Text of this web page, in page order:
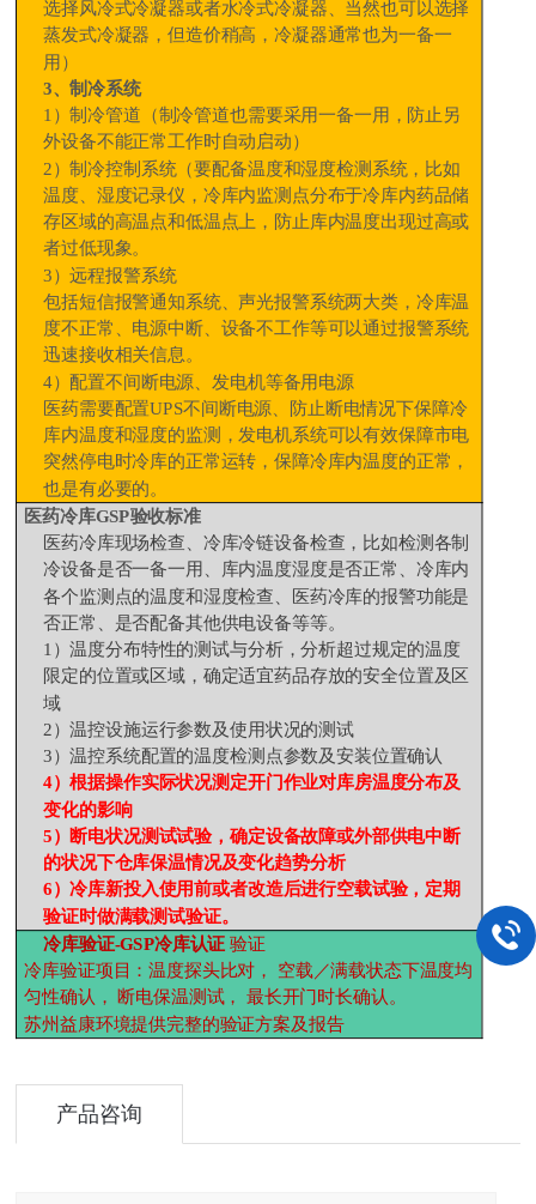
选择风冷式冷凝器或者水冷式冷凝器、当然也可以选择
蒸发式冷凝器，但造价稍高，冷凝器通常也为一备一
用）
3、制冷系统
1 ）制冷管道（制冷管道也需要采用一备一用，防止另
外设备不能正常工作时自动启动）
2）制冷控制系统（要配备温度和湿度检测系统，比如
温度、湿度记录仪，冷库内监测点分布于冷库内药品储
存区域的高温点和低温点上，防止库内温度出现过高或
者过低现象。
3）远程报警系统
包括短信报警通知系统、声光报警系统两大类，冷库温
度不正常、电源中断、设备不工作等可以通过报警系统
迅速接收相关信息。
4）配置不间断电源、发电机等备用电源
医药需要配置UPS不间断电源、防止断电情况下保障冷
库内温度和湿度的监测，发电机系统可以有效保障市电
突然停电时冷库的正常运转，保障冷库内温度的正常，
也是有必要的。
医药冷库GSP验收标准
医药冷库现场检查、冷库冷链设备检查，比如检测各制
冷设备是否一备一用、库内温度湿度是否正常、冷库内
各个监测点的温度和湿度检查、医药冷库的报警功能是
否正常、是否配备其他供电设备等等。
1 ）温度分布特性的测试与分析，分析超过规定的温度
限定的位置或区域，确定适宜药品存放的安全位置及区
域
2）温控设施运行参数及使用状况的测试
3）温控系统配置的温度检测点参数及安装位置确认
4）根据操作实际状况测定开门作业对库房温度分布及
变化的影响
5）断电状况测试试验，确定设备故障或外部供电中断
的状况下仓库保温情况及变化趋势分析
6）冷库新投入使用前或者改造后进行空载试验，定期
验证时做满载测试验证。
冷库验证-GSP冷库认证 验证
冷库验证项目：温度探头比对， 空载／满载状态下温度均
匀性确认， 断电保温测试， 最长开门时长确认。
苏州益康环境提供完整的验证方案及报告
产品咨询